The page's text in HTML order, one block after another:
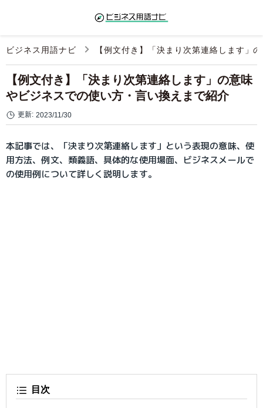
ビジネス用語ナビ 【例文付き】「決まり次第連絡します」
【例文付き】「決まり次第連絡します」の意味
やビジネスでの使い方・言い換えまで紹介
更新: 2023/11/30
本記事では、「決まり次第連絡します」という表現の意味、使
用方法、例文、類義語、具体的な使用場面、ビジネスメールで
の使用例について詳しく説明します。
目次